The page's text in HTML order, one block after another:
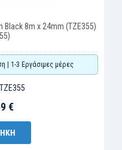
Black 8m x 24mm (TZE355)
| 1-3 Εργάσιμες μέρες
€